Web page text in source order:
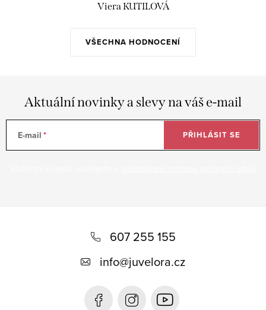
VŠECHNA HODNOCENÍ
Viera KUTILOVÁ
Aktuální novinky a slevy na váš e-mail
E-mail PŘIHLÁSIT SE
607 255 155
info@juvelora.cz